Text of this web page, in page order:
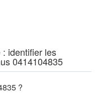
identifier les
0414104835
?